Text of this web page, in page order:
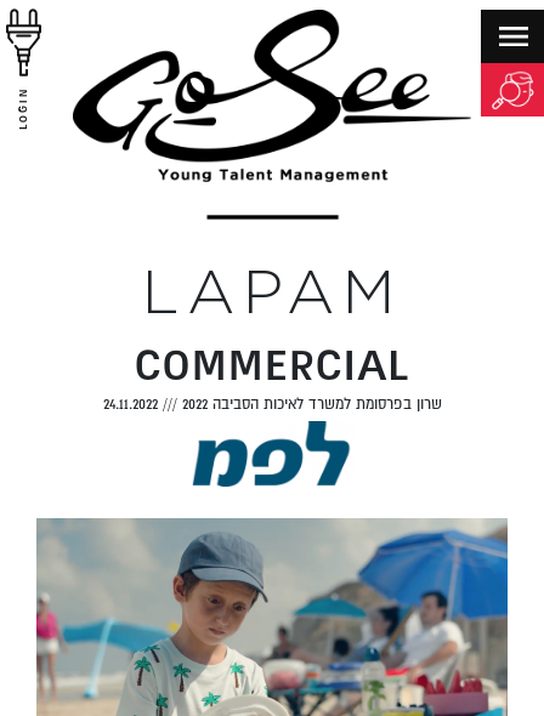
LOGIN
LAPAM
COMMERCIAL
שרון בפרסומת למשרד לאיכות הסביבה 2022 ///
24.11.2022